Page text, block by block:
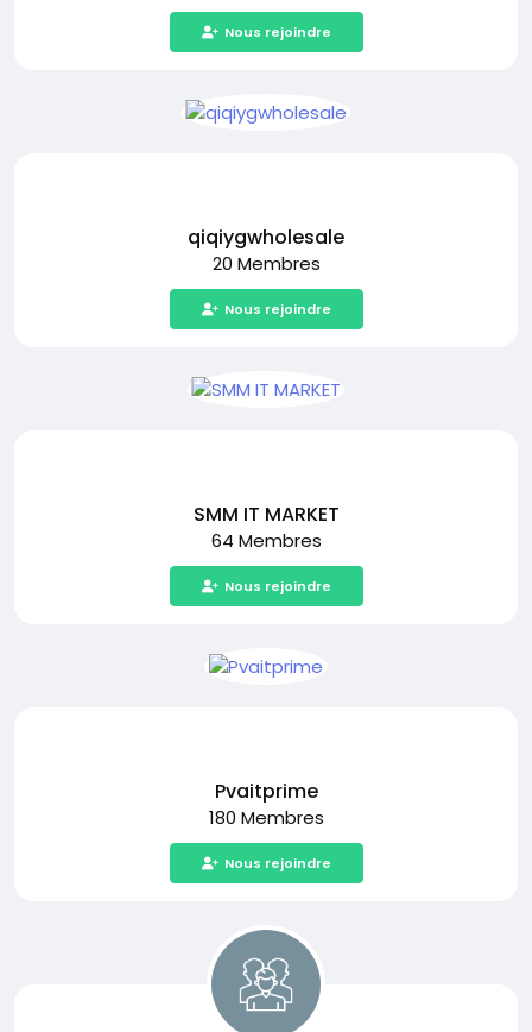
Nous rejoindre
qiqiygwholesale
20 Membres
Nous rejoindre
SMM IT MARKET
64 Membres
Nous rejoindre
Pvaitprime
180 Membres
Nous rejoindre